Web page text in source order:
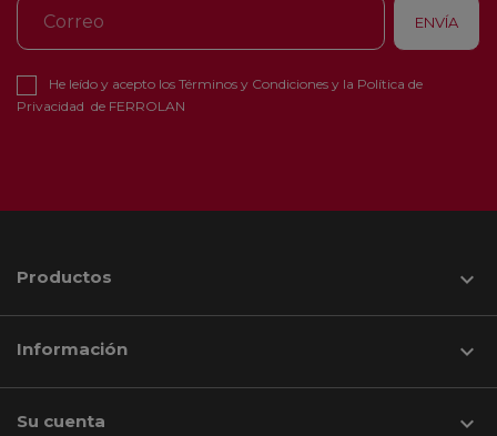
He leído y acepto los Términos y Condiciones y la Política de
Privacidad de FERROLAN
Productos 
Información 
Su cuenta 